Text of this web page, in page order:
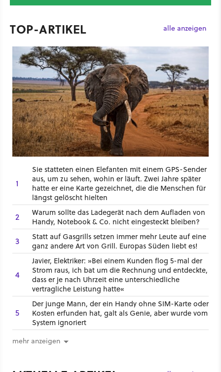
TOP-ARTIKEL alle anzeigen
1
Sie statteten einen Elefanten mit einem GPS-Sender
aus, um zu sehen, wohin er läuft. Zwei Jahre später
hatte er eine Karte gezeichnet, die die Menschen für
längst gelöscht hielten
2
Warum sollte das Ladegerät nach dem Aufladen von
Handy, Notebook & Co. nicht eingesteckt bleiben?
3
Statt auf Gasgrills setzen immer mehr Leute auf eine
ganz andere Art von Grill. Europas Süden liebt es!
4
Javier, Elektriker: »Bei einem Kunden flog 5-mal der
Strom raus, ich bat um die Rechnung und entdeckte,
dass er je nach Uhrzeit eine unterschiedliche
vertragliche Leistung hatte«
5
Der junge Mann, der ein Handy ohne SIM-Karte oder
Kosten erfunden hat, galt als Genie, aber wurde vom
System ignoriert
mehr anzeigen